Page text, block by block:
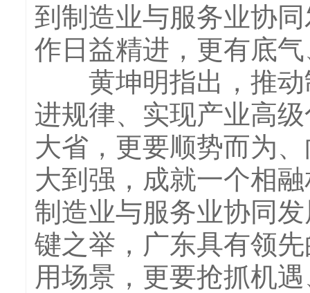
到制造业与服务业协
作日益精进，更有底
黄坤明指出，推动
进规律、实现产业高
大省，更要顺势而为
大到强，成就一个相
制造业与服务业协同
键之举，广东具有领
用场景，更要抢抓机